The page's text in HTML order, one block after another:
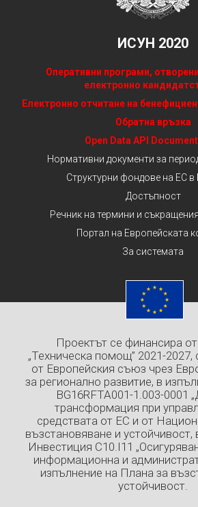
ИСУН 2020
Оперативни програми,
електронно
Електронно отчитане на
Обратна връзка
Open Data API
Нормативни документи за
Структурни фондове на ЕС в
Достъпност
Речник на термини и
Портал на Европейската
За системата
Проектът се финансира
„Техническа помощ” 2021-
от Европейския съюз чрез
за регионално развитие, в
BG16RFTA001-1.003-0001
трансформация при
средствата от ЕС и от
възстановяване и устойчивост,
Инвестиция C10.I11
информационна и
изпълнение на Плана за
устойчивост.